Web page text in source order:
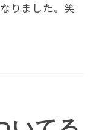
りました。笑